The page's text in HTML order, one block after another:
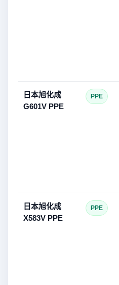
日本旭化成
G601V PPE
PPE
日本旭化成
X583V PPE
PPE